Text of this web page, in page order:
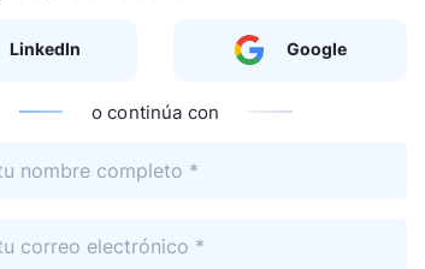
LinkedIn Google
o continúa con